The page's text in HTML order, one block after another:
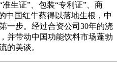
生证”、包装“专利证”、商
中国红牛蔡得以落地生根，中
一步。经过合资公司30年的浇
并带动中国功能饮料市场蓬勃
的美谈。